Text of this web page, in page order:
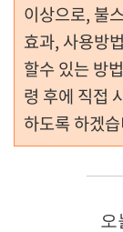
이상으로, 불
효과, 사용방
할수 있는 방
령 후에 직접
하도록 하겠
오